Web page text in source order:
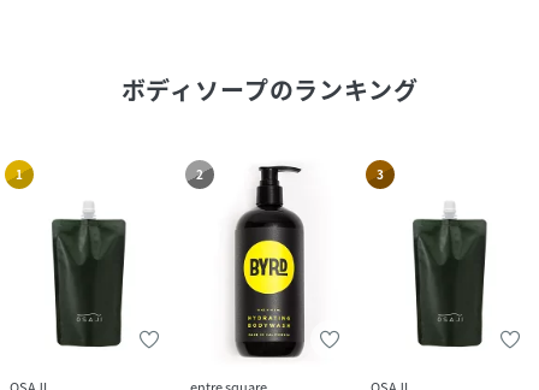
ボディソープのランキング
1 2 3